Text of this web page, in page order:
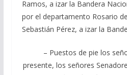
Ramos, a izar la Bandera
por el departamento Rosario
Sebastián Pérez, a izar la
– Puestos de pie los
presente, los señores